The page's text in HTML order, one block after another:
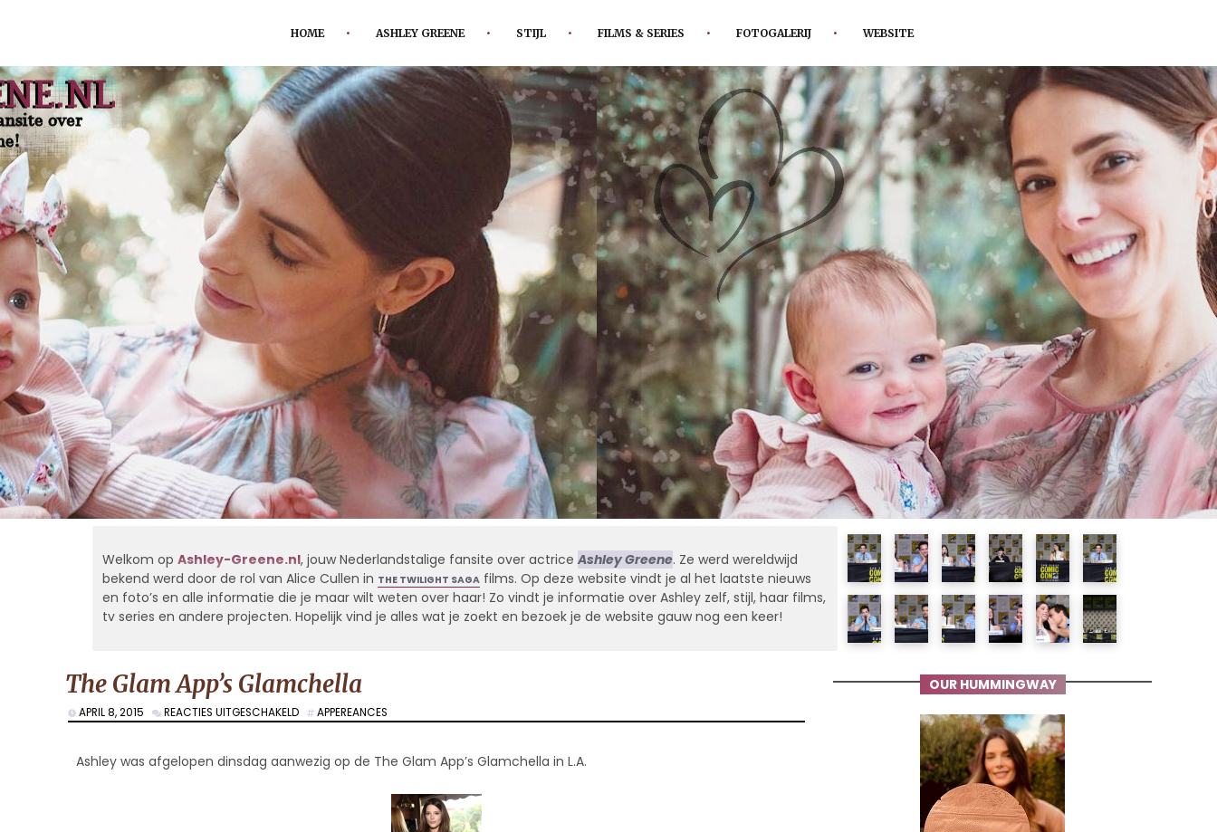
HOME ASHLEY GREENE STIJL FILMS & SERIES FOTOGALERIJ WEBSITE
Welkom op Ashley-Greene.nl, jouw Nederlandstalige fansite over actriceAshley Greene. Ze werd wereldwijd
bekend werd door de rol van Alice Cullen in THE TWILIGHT SAGAfilms. Op deze website vindt je al het laatste nieuws
en foto’s en alle informatie die je maar wilt weten over haar! Zo vindt je informatie over Ashley zelf, stijl, haar films,
tv series en andere projecten. Hopelijk vind je alles wat je zoekt en bezoek je de website gauw nog een keer!
OUR HUMMINGWAY
The Glam App’s Glamchella
APRIL 8, 2015 REACTIES UITGESCHAKELDVOOR
THE
APP’S
GLAMCHELLA
APPEREANCES
Ashley was afgelopen dinsdag aanwezig op de The Glam App’s Glamchella in L.A.